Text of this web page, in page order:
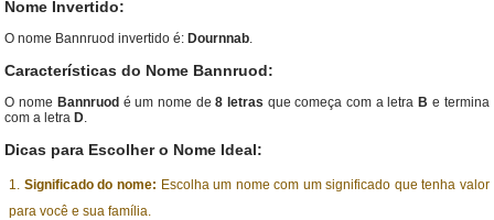
Nome Invertido:
O nome Bannruod invertido é: Dournnab.
Características do Nome Bannruod:
O nome Bannruod é um nome de8 letras que começa com a letra B e termina
com a letra D.
Dicas para Escolher o Nome Ideal:
Significado do nome: Escolha um nome com um significado que tenha valor
para você e sua família.